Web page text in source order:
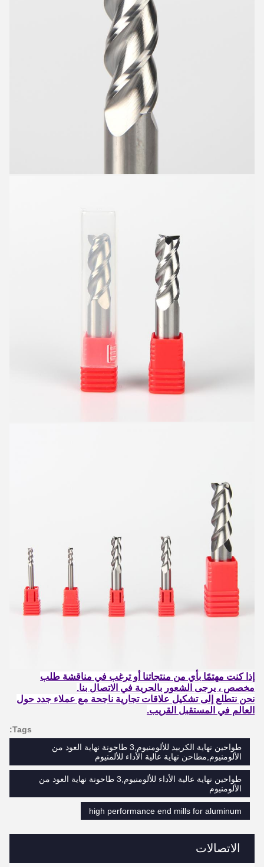
الاتصالات
إذا كنت مهتمًا بأي من منتجاتنا أو ترغب في مناقشة طلب
مخصص ، يرجى الشعور بالحرية في الاتصال بنا.
نحن نتطلع إلى تشكيل علاقات تجارية ناجحة مع عملاء جدد حول
العالم في المستقبل القريب.
Tags:
طواحين نهاية الكربيد للألومنيوم,3 طاحونة نهاية العود من
الألومنيوم,مطاحن نهاية عالية الأداء للألمنيوم
طواحين نهاية عالية الأداء للألومنيوم,3 طاحونة نهاية العود من
الألومنيوم
high performance end mills for aluminum